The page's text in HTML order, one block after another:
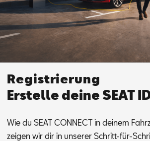
Registrierung
Erstelle deine SEAT
Wie du SEAT CON­NEC­T in dei­nem
zei­gen wir dir in un­se­rer Schritt-für-